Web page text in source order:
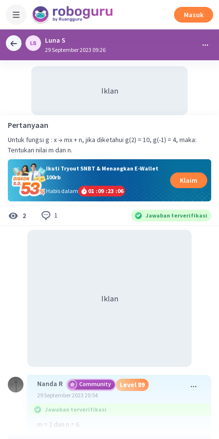
Masuk
Luna S
29 September 2023 09:26
Iklan
Pertanyaan
Untuk fungsi g : x → mx + n, jika diketahui g(2) = 10, g(-1) = 4, maka:
Tentukan nilai m dan n.
Ikuti Tryout SNBT & Menangkan E-Wallet
100rb
Habis dalam
01 :09 :23 :05
Klaim
2 1 Jawaban terverifikasi
Iklan
Nanda R Community Level 89
29 September 2023 20:54
Jawaban terverifikasi
m = 2 dan n = 6.